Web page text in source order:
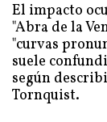
El impacto
"Abra de la
"curvas
suele
según
Tornquist.